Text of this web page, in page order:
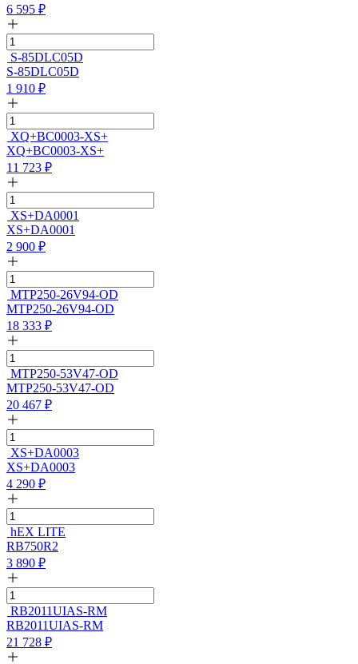
6 595 ₽
S-85DLC05D
S-85DLC05D
1 910 ₽
XQ+BC0003-XS+
XQ+BC0003-XS+
11 723 ₽
XS+DA0001
XS+DA0001
2 900 ₽
MTP250-26V94-OD
MTP250-26V94-OD
18 333 ₽
MTP250-53V47-OD
MTP250-53V47-OD
20 467 ₽
XS+DA0003
XS+DA0003
4 290 ₽
hEX LITE
RB750R2
3 890 ₽
RB2011UIAS-RM
RB2011UIAS-RM
21 728 ₽